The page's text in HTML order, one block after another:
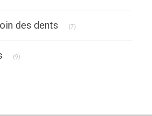
des dents (7)
(9)